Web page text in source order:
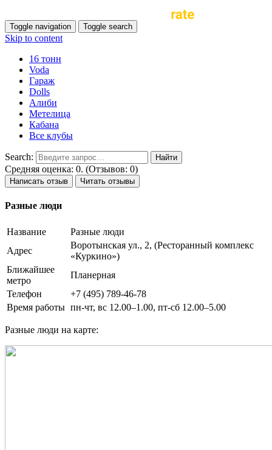
Toggle navigation Toggle search
Skip to content
16 тонн
Voda
Гараж
Dolls
Алиби
Метелица
Кабана
Все клубы
Search:
Средняя оценка: 0. (Отзывов: 0)
Написать отзыв Читать отзывы
Разные люди
Название
Разные люди
Адрес
Воротынская ул., 2, (Ресторанный комплекс
«Куркино»)
Ближайшее
метро
Планерная
Телефон
+7 (495) 789-46-78
Время работы пн-чт, вс 12.00–1.00, пт-сб 12.00–5.00
Разные люди на карте: